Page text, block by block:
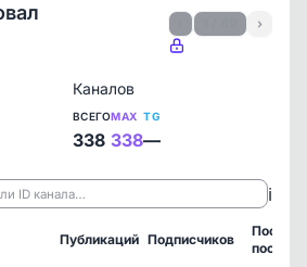
›
Каналов
ВСЕГО
338
MAX
338
TG
—
ID канала… ℹ️
Публикаций Подписчиков
пост